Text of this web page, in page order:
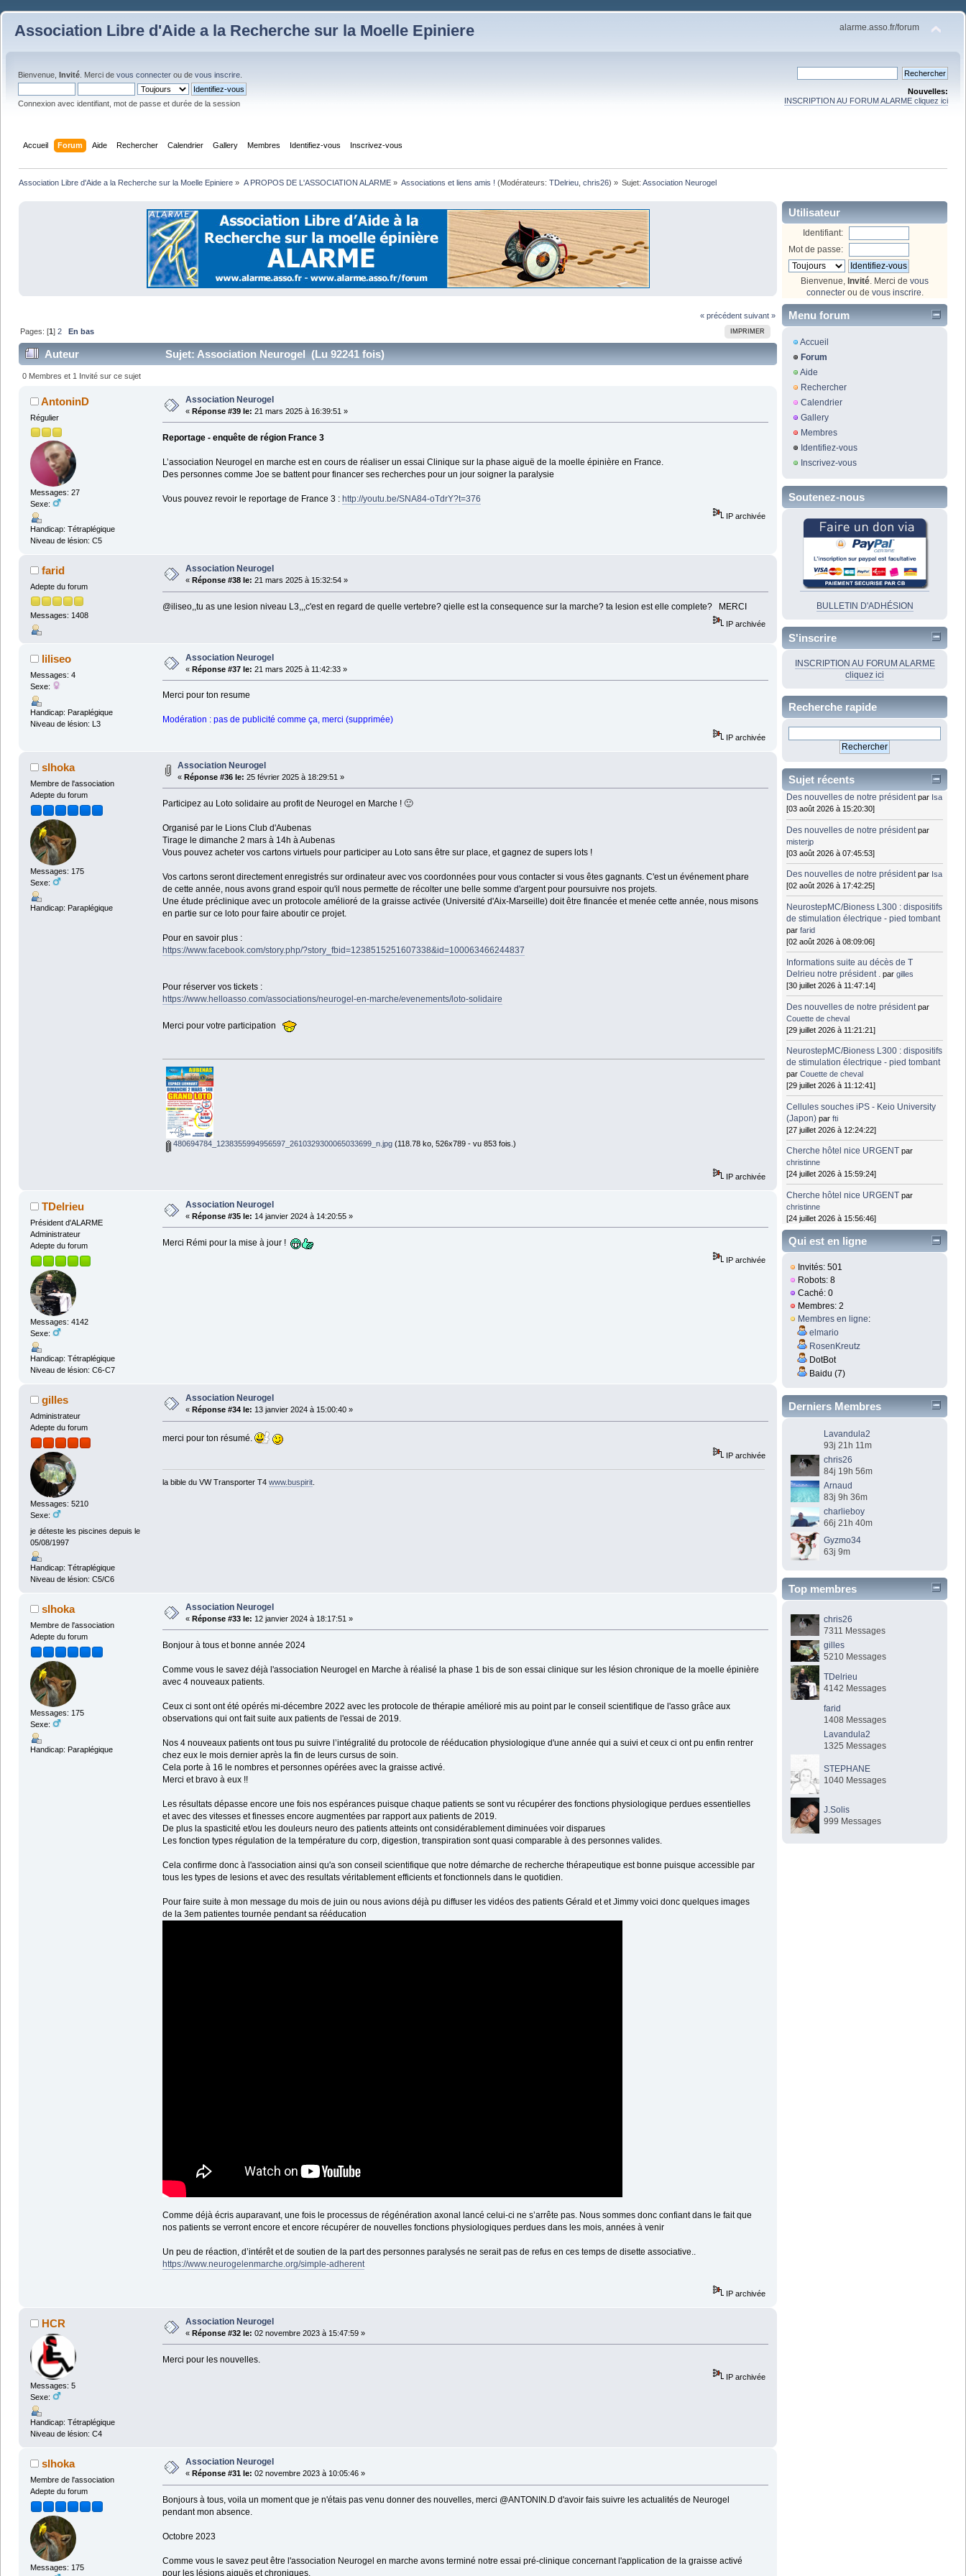
Association Libre d'Aide a la Recherche sur la Moelle Epiniere alarme.asso.fr/forum
Bienvenue, Invité . Merci de vous connecter ou de vous inscrire
Connexion avec identifiant, mot de passe et durée de la session
Nouvelles:
INSCRIPTION AU FORUM ALARME cliquez ici
Accueil Forum Aide Rechercher Calendrier Gallery Membres Identifiez-vous Inscrivez-vous
Association Libre d'Aide a la Recherche sur la Moelle Epiniere » A PROPOS DE L'ASSOCIATION ALARME» Associations et liens amis ! (Modérateurs: TDelrieu, chris26) » Sujet:Association Neurogel
« précédent suivant »
IMPRIMER
Pages: [1]2 En bas
Auteur Sujet: Association Neurogel (Lu 92241 fois)
0 Membres et 1 Invité sur ce sujet
AntoninD
Régulier
Messages: 27
Sexe:
Handicap: Tétraplégique
Niveau de lésion: C5
Association Neurogel
« Réponse #39 le: 21 mars 2025 à 16:39:51 »
Reportage - enquête de région France 3
L’association Neurogel en marche est en cours de réaliser un essai Clinique sur la phase aiguë de la moelle épinière en France.
Des personnes comme Joe se battent pour financer ses recherches pour un jour soigner la paralysie
Vous pouvez revoir le reportage de France 3 : http://youtu.be/SNA84-oTdrY?t=376
IP archivée
farid
Adepte du forum
Messages: 1408
Association Neurogel
« Réponse #38 le: 21 mars 2025 à 15:32:54 »
@iliseo,,tu as une lesion niveau L3,,,c'est en regard de quelle vertebre? qielle est la consequence sur la marche? ta lesion est elle complete? MERCI
IP archivée
liliseo
Messages: 4
Sexe:
Handicap: Paraplégique
Niveau de lésion: L3
Association Neurogel
« Réponse #37 le: 21 mars 2025 à 11:42:33 »
Merci pour ton resume
Modération : pas de publicité comme ça, merci (supprimée)
IP archivée
slhoka
Membre de l'association
Adepte du forum
Messages: 175
Sexe:
Handicap: Paraplégique
Association Neurogel
« Réponse #36 le: 25 février 2025 à 18:29:51 »
Participez au Loto solidaire au profit de Neurogel en Marche ! 🙂
Organisé par le Lions Club d'Aubenas
Tirage le dimanche 2 mars à 14h à Aubenas
Vous pouvez acheter vos cartons virtuels pour participer au Loto sans être sur place, et gagnez de supers lots !
Vos cartons seront directement enregistrés sur ordinateur avec vos coordonnées pour vous contacter si vous êtes gagnants. C'est un événement phare
de cette année, nous avons grand espoir qu'il nous permette de récolter une belle somme d'argent pour poursuivre nos projets.
Une étude préclinique avec un protocole amélioré de la graisse activée (Université d'Aix-Marseille) doit être financée et menée cette année, nous misons
en partie sur ce loto pour faire aboutir ce projet.
Pour en savoir plus :
https://www.facebook.com/story.php/?story_fbid=1238515251607338&id=100063466244837
Pour réserver vos tickets :
https://www.helloasso.com/associations/neurogel-en-marche/evenements/loto-solidaire
Merci pour votre participation
480694784_1238355994956597_2610329300065033699_n.jpg(118.78 ko, 526x789 - vu 853 fois.)
IP archivée
TDelrieu
Président d'ALARME
Administrateur
Adepte du forum
Messages: 4142
Sexe:
Handicap: Tétraplégique
Niveau de lésion: C6-C7
Association Neurogel
« Réponse #35 le: 14 janvier 2024 à 14:20:55 »
Merci Rémi pour la mise à jour !
IP archivée
gilles
Administrateur
Adepte du forum
Messages: 5210
Sexe:
je déteste les piscines depuis le
05/08/1997
Handicap: Tétraplégique
Niveau de lésion: C5/C6
Association Neurogel
« Réponse #34 le: 13 janvier 2024 à 15:00:40 »
merci pour ton résumé.
IP archivée
la bible du VW Transporter T4 www.buspirit.
slhoka
Membre de l'association
Adepte du forum
Messages: 175
Sexe:
Handicap: Paraplégique
Association Neurogel
« Réponse #33 le: 12 janvier 2024 à 18:17:51 »
Bonjour à tous et bonne année 2024
Comme vous le savez déjà l'association Neurogel en Marche à réalisé la phase 1 bis de son essai clinique sur les lésion chronique de la moelle épinière
avec 4 nouveaux patients.
Ceux ci sont ont été opérés mi-décembre 2022 avec les protocole de thérapie amélioré mis au point par le conseil scientifique de l'asso grâce aux
observations qui ont fait suite aux patients de l'essai de 2019.
Nos 4 nouveaux patients ont tous pu suivre l’intégralité du protocole de rééducation physiologique d'une année qui a suivi et ceux ci ont pu enfin rentrer
chez eux le mois dernier après la fin de leurs cursus de soin.
Cela porte à 16 le nombres et personnes opérées avec la graisse activé.
Merci et bravo à eux !!
Les résultats dépasse encore une fois nos espérances puisque chaque patients se sont vu récupérer des fonctions physiologique perdues essentielles
et avec des vitesses et finesses encore augmentées par rapport aux patients de 2019.
De plus la spasticité et/ou les douleurs neuro des patients atteints ont considérablement diminuées voir disparues
Les fonction types régulation de la température du corp, digestion, transpiration sont quasi comparable à des personnes valides.
Cela confirme donc à l'association ainsi qu'a son conseil scientifique que notre démarche de recherche thérapeutique est bonne puisque accessible par
tous les types de lesions et avec des resultats véritablement efficients et fonctionnels dans le quotidien.
Pour faire suite à mon message du mois de juin ou nous avions déjà pu diffuser les vidéos des patients Gérald et et Jimmy voici donc quelques images
de la 3em patientes tournée pendant sa rééducation
Comme déjà écris auparavant, une fois le processus de régénération axonal lancé celui-ci ne s’arrête pas. Nous sommes donc confiant dans le fait que
nos patients se verront encore et encore récupérer de nouvelles fonctions physiologiques perdues dans les mois, années à venir
Un peu de réaction, d’intérêt et de soutien de la part des personnes paralysés ne serait pas de refus en ces temps de disette associative..
https://www.neurogelenmarche.org/simple-adherent
IP archivée
HCR
Messages: 5
Sexe:
Handicap: Tétraplégique
Niveau de lésion: C4
Association Neurogel
« Réponse #32 le: 02 novembre 2023 à 15:47:59 »
Merci pour les nouvelles.
IP archivée
slhoka
Membre de l'association
Adepte du forum
Messages: 175
Association Neurogel
« Réponse #31 le: 02 novembre 2023 à 10:05:46 »
Bonjours à tous, voila un moment que je n'étais pas venu donner des nouvelles, merci @ANTONIN.D d'avoir fais suivre les actualités de Neurogel
pendant mon absence.
Octobre 2023
Comme vous le savez peut être l'association Neurogel en marche avons terminé notre essai pré-clinique concernant l'application de la graisse activé
pour les lésions aiguës et chroniques.
Utilisateur
Identifiant:
Mot de passe:
Bienvenue, Invité . Merci de vous
connecterou de vous inscrire
Menu forum
Accueil
Forum
Aide
Rechercher
Calendrier
Gallery
Membres
Identifiez-vous
Inscrivez-vous
Soutenez-nous
BULLETIN D'ADHÉSION
S'inscrire
INSCRIPTION AU FORUM ALARME
cliquez ici
Recherche rapide
Sujet récents
Des nouvelles de notre président par Isa
[03 août 2026 à 15:20:30]
Des nouvelles de notre président par
misterjp
[03 août 2026 à 07:45:53]
Des nouvelles de notre président par Isa
[02 août 2026 à 17:42:25]
NeurostepMC/Bioness L300 : dispositifs
de stimulation électrique - pied tombant
parfarid
[02 août 2026 à 08:09:06]
Informations suite au décès de T
Delrieu notre président . pargilles
[30 juillet 2026 à 11:47:14]
Des nouvelles de notre président par
Couette de cheval
[29 juillet 2026 à 11:21:21]
NeurostepMC/Bioness L300 : dispositifs
de stimulation électrique - pied tombant
parCouette de cheval
[29 juillet 2026 à 11:12:41]
Cellules souches iPS - Keio University
(Japon) parfti
[27 juillet 2026 à 12:24:22]
Cherche hôtel nice URGENT par
christinne
[24 juillet 2026 à 15:59:24]
Cherche hôtel nice URGENT par
christinne
[24 juillet 2026 à 15:56:46]
Qui est en ligne
Invités: 501
Robots: 8
Caché: 0
Membres: 2
Membres en ligne:
elmario
RosenKreutz
DotBot
Baidu (7)
Derniers Membres
Lavandula2
93j 21h 11m
chris26
84j 19h 56m
Arnaud
83j 9h 36m
charlieboy
66j 21h 40m
Gyzmo34
63j 9m
Top membres
chris26
7311 Messages
gilles
5210 Messages
TDelrieu
4142 Messages
farid
1408 Messages
Lavandula2
1325 Messages
STEPHANE
1040 Messages
J.Solis
999 Messages